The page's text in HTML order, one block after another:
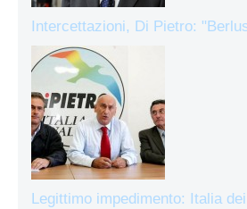
Intercettazioni, Di Pietro:
Legittimo impedimento: Italia